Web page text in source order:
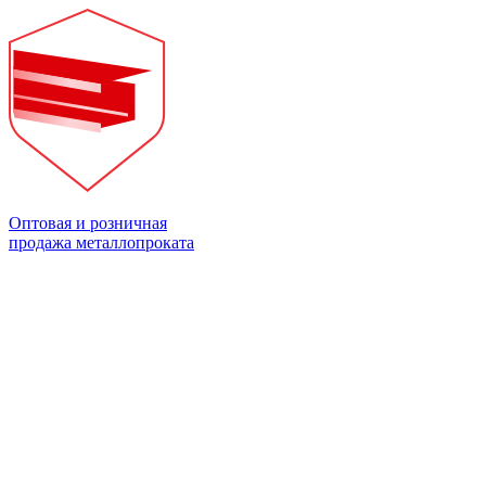
Оптовая и розничная
продажа металлопроката